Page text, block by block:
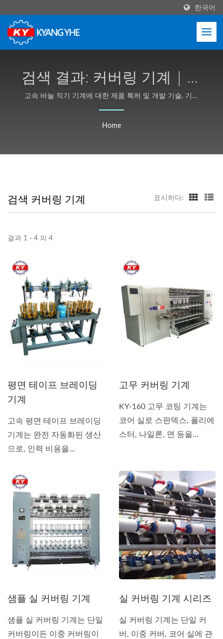
한국어
검색 결과: 커버링 기계 | 고
속 자동 바늘 직기 제조업체
- Kyang Yhe (KY)
고속 바늘 직기 기계에 대한 제품 특허 및 개발 기술, 기계
모델 다양화 및 높은 구조적 안정성, 고객 요구에 맞춘 맞춤
Home
검색 커버링 기계 표시하다:
결과 1 - 4 의 4
평면 테이프 브레이딩
기계
고속 평면 테이프 브레이딩
기계는 완전 자동화된 생산
으로, 인력 비용을...
고무 커버링 기계
KY-160 고무 코팅 기계는
코어 실로 스판덱스, 폴리에
스터, 나일론, 면 등을...
샘플 실 커버링 기계
샘플 실 커버링 기계는 단일
커버링이든 이중 커버링이
실 커버링 기계 시리즈
실 커버링 기계는 단일 커
버, 이중 커버, 코어 실에 관